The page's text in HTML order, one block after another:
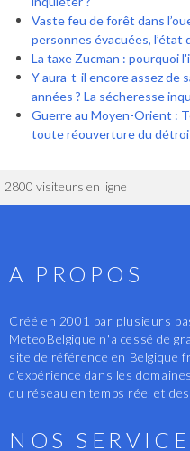
Vaste feu de forêt dans
personnes évacuées, l’état
La taxe Zucman : pourquoi
Y aura-t-il encore assez de
années ? La sécheresse
Guerre au Moyen-Orient :
toute réouverture du
2800 visiteurs en ligne
A PROPOS
Créé en 2001 par plusieurs
MeteoBelgique n'a cessé de
site de référence en Belgique
d'expérience dans les
du réseau en temps réel et
NOS